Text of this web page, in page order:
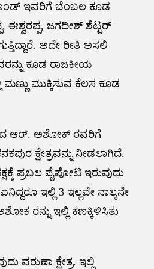
ಇವರಿಗೆ ಬೆಂಬಲ ಕೂಡ
ಈಶ್ವರಪ್ಪ, ಜಗದೀಶ್ ಶೆಟ್ಟರ್
ಅದೇ ರೀತಿ ಅಸಲಿ
ಕೂಡ ರಾಜಕೀಯ
ಮುಕ್ಕಿಸುವ ಕೆಲಸ ಕೂಡ
ಆರ್. ಅಶೋಕ್ ರವರಿಗೆ
ಕ್ಷೇತ್ರವನ್ನು ನೀಡಲಾಗಿದೆ.
ಪ್ರಬಲ ಪೈಪೋಟಿ ಇರುವುದು
ಇಲ್ಲಿ 3 ಇಲ್ಲವೇ ನಾಲ್ಕನೇ
ರನ್ನು ಇಲ್ಲಿ ಕಣಕ್ಕಿಳಿಸಿತು
ವರುಣಾ ಕ್ಷೇತ್ರ. ಇಲ್ಲಿ